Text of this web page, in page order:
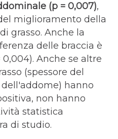
(p = 0,007),
miglioramento della
grasso. Anche la
delle braccia è
Anche se altre
(spessore del
hanno
non hanno
statistica
di studio.